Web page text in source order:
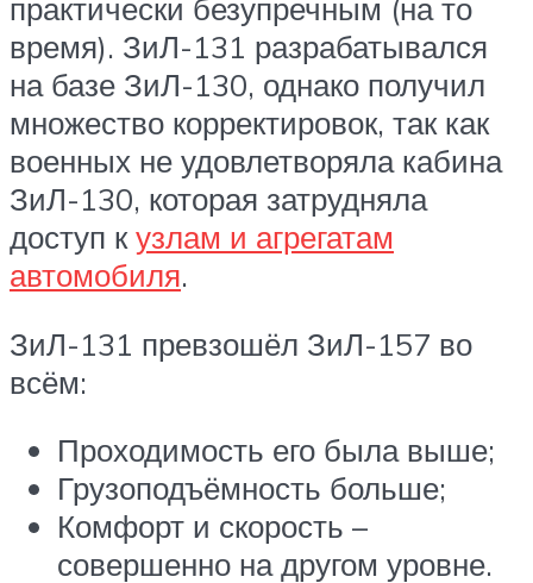
практически безупречным (на то
время). ЗиЛ-131 разрабатывался
на базе ЗиЛ-130, однако получил
множество корректировок, так как
военных не удовлетворяла кабина
ЗиЛ-130, которая затрудняла
доступ к узлам и агрегатам
автомобиля.
ЗиЛ-131 превзошёл ЗиЛ-157 во
всём:
Проходимость его была выше;
Грузоподъёмность больше;
Комфорт и скорость –
совершенно на другом уровне.